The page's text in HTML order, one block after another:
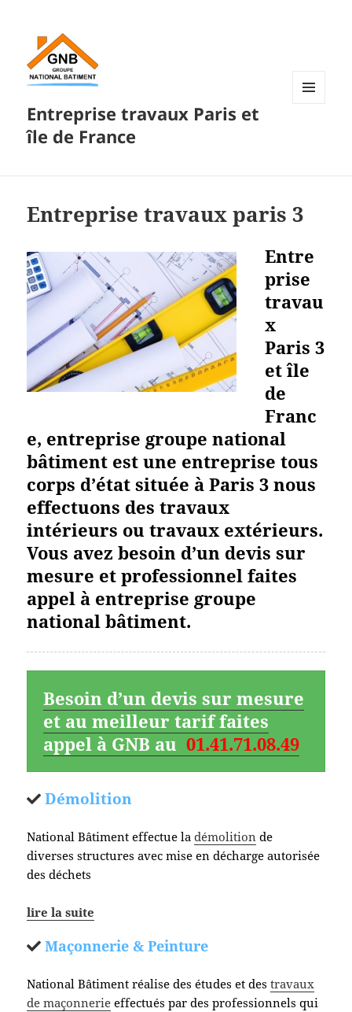
Entreprise travaux Paris et
île de France
Entreprise travaux paris 3
Entre
prise
travau
x
Paris 3
et île
de
Franc
e, entreprise groupe national
bâtiment est une entreprise tous
corps d’état située à Paris 3 nous
effectuons des travaux
intérieurs ou travaux extérieurs.
Vous avez besoin d’un devis sur
mesure et professionnel faites
appel à entreprise groupe
national bâtiment.
Besoin d’un devis sur mesure
et au meilleur tarif faites
appel à GNB au01.41.71.08.49
Démolition
National Bâtiment effectue ladémolition de
diverses structures avec mise en décharge autorisée
des déchets
lire la suite
Maçonnerie & Peinture
National Bâtiment réalise des études et destravaux
de maçonnerie effectués par des professionnels qui